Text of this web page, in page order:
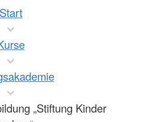
Start
„Stiftung Kinder